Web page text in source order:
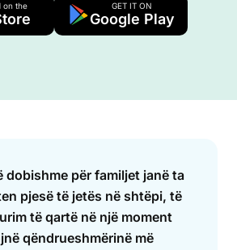
on the GET IT ON
Google Play
dobishme për familjet janë ta
pjesë të jetës në shtëpi, të
të qartë në një moment
qëndrueshmërinë më